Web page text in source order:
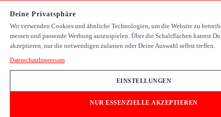
Deine Privatsphäre
Wir verwenden Cookies und ähnliche Technologien, um die Website zu
messen und passende Werbung auszuspielen. Über die Schaltflächen kannst
akzeptieren, nur die notwendigen zulassen oder Deine Auswahl selbst treffen.
DatenschutzImpressum
EINSTELLUNGEN
NUR ESSENZIELLE AKZEPTIEREN